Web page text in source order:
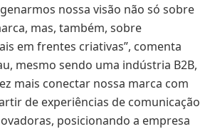
nossa visão não só sobre
mas, também, sobre
em frentes criativas”, comenta
mesmo sendo uma indústria B2B,
mais conectar nossa marca com
de experiências de comunicação
posicionando a empresa